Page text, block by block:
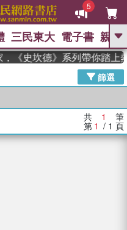
5
GO
高希均教授回憶錄
、 父親節 、 如果歷
遊錄、 方念華 、 台灣的李
數學女孩：黎曼猜想 、
走神經
三民東大 電子書 親子
《史坎德》系列帶你踏上
篩選
共 1 筆
第 1 / 1 頁